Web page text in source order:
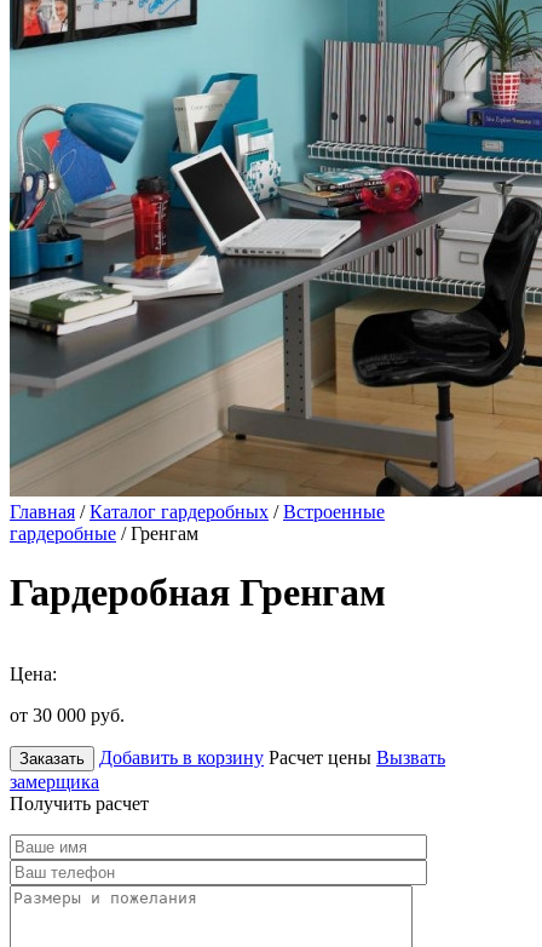
Главная /Каталог гардеробных /Встроенные
гардеробные / Гренгам
Гардеробная Гренгам
Цена:
от 30 000 руб.
Заказать Добавить в корзину Расчет цены Вызвать
замерщика
Получить расчет